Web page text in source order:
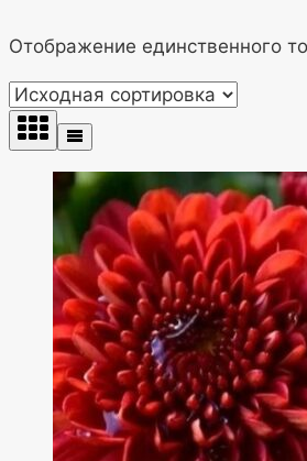
Отображение единственного